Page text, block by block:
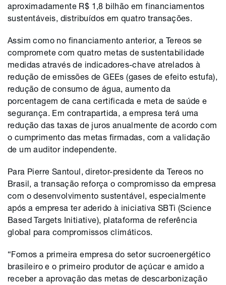
aproximadamente R$ 1,8 bilhão em financiamentos
sustentáveis, distribuídos em quatro transações.
Assim como no financiamento anterior, a Tereos se
compromete com quatro metas de sustentabilidade
medidas através de indicadores-chave atrelados à
redução de emissões de GEEs (gases de efeito estufa),
redução de consumo de água, aumento da
porcentagem de cana certificada e meta de saúde e
segurança. Em contrapartida, a empresa terá uma
redução das taxas de juros anualmente de acordo com
o cumprimento das metas firmadas, com a validação
de um auditor independente.
Para Pierre Santoul, diretor-presidente da Tereos no
Brasil, a transação reforça o compromisso da empresa
com o desenvolvimento sustentável, especialmente
após a empresa ter aderido à iniciativa SBTi (Science
Based Targets Initiative), plataforma de referência
global para compromissos climáticos.
“Fomos a primeira empresa do setor sucroenergético
brasileiro e o primeiro produtor de açúcar e amido a
receber a aprovação das metas de descarbonização